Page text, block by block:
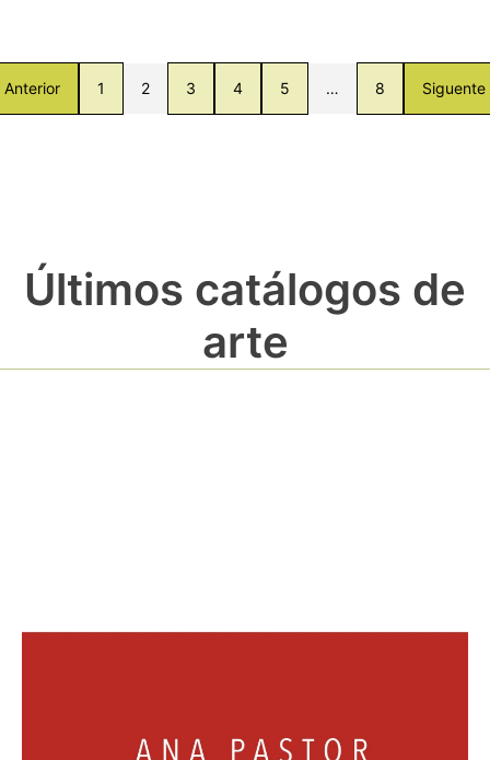
Anterior 1 2 3 4 5 … 8 Siguente
Últimos catálogos de
arte